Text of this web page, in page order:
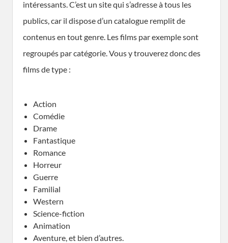
intéressants. C’est un site qui s’adresse à tous les
publics, car il dispose d’un catalogue remplit de
contenus en tout genre. Les films par exemple sont
regroupés par catégorie. Vous y trouverez donc des
films de type :
Action
Comédie
Drame
Fantastique
Romance
Horreur
Guerre
Familial
Western
Science-fiction
Animation
Aventure, et bien d’autres.